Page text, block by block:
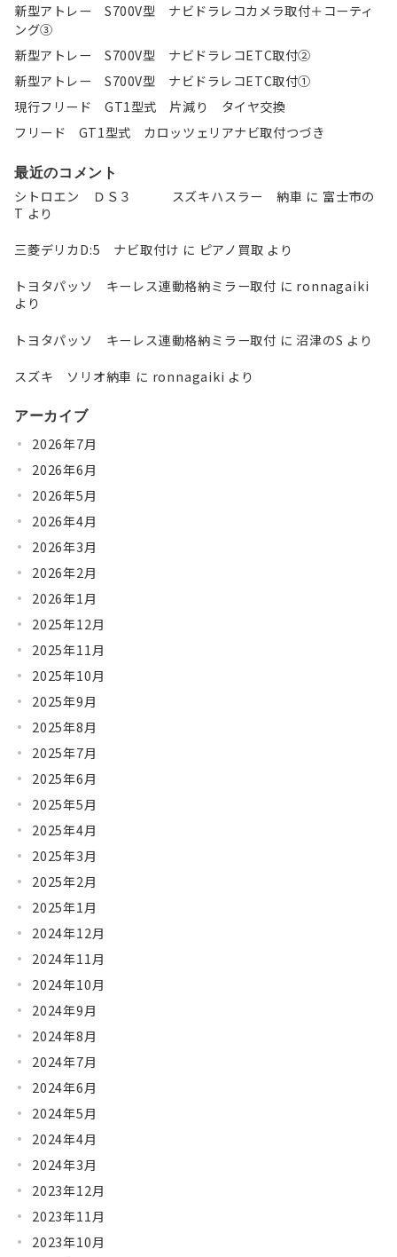
新型アトレー S700V型 ナビドラレコカメラ取付＋コーティ
ング③
新型アトレー S700V型 ナビドラレコETC取付②
新型アトレー S700V型 ナビドラレコETC取付①
現行フリード GT1型式 片減り タイヤ交換
フリード GT1型式 カロッツェリアナビ取付つづき
最近のコメント
シトロエン ＤＳ３ スズキハスラー 納車 に 富士市の
T より
三菱デリカD:5 ナビ取付け に ピアノ買取 より
トヨタパッソ キーレス連動格納ミラー取付 に ronnagaiki
より
トヨタパッソ キーレス連動格納ミラー取付 に沼津のS より
スズキ ソリオ納車 に ronnagaiki より
アーカイブ
2026年7月
2026年6月
2026年5月
2026年4月
2026年3月
2026年2月
2026年1月
2025年12月
2025年11月
2025年10月
2025年9月
2025年8月
2025年7月
2025年6月
2025年5月
2025年4月
2025年3月
2025年2月
2025年1月
2024年12月
2024年11月
2024年10月
2024年9月
2024年8月
2024年7月
2024年6月
2024年5月
2024年4月
2024年3月
2023年12月
2023年11月
2023年10月